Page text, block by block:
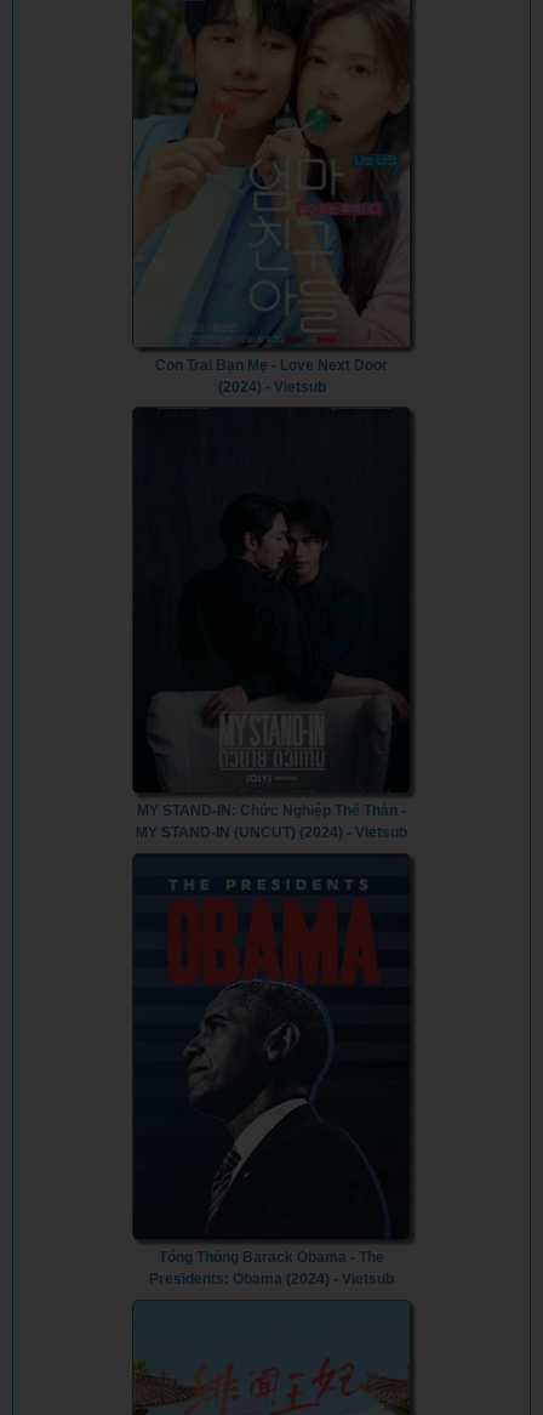
Con Trai Bạn Mẹ - Love Next Door
(2024) - Vietsub
MY STAND-IN: Chức Nghiệp Thế Thân -
MY STAND-IN (UNCUT) (2024) - Vietsub
Tổng Thống Barack Obama - The
Presidents: Obama (2024) - Vietsub